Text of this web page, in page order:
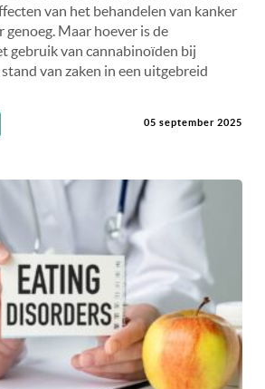
van het behandelen van kanker
genoeg. Maar hoever is de
gebruik van cannabinoïden bij
van zaken in een uitgebreid
05 september 2025